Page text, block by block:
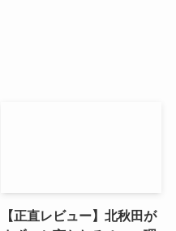
【正直レビュー】北秋田が